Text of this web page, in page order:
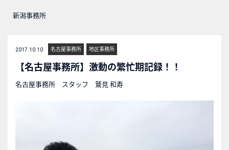
新潟事務所
2017.10.10 名古屋事務所 地区事務所
【名古屋事務所】激動の繁忙期記録！！
名古屋事務所 スタッフ 鷲見 和寿